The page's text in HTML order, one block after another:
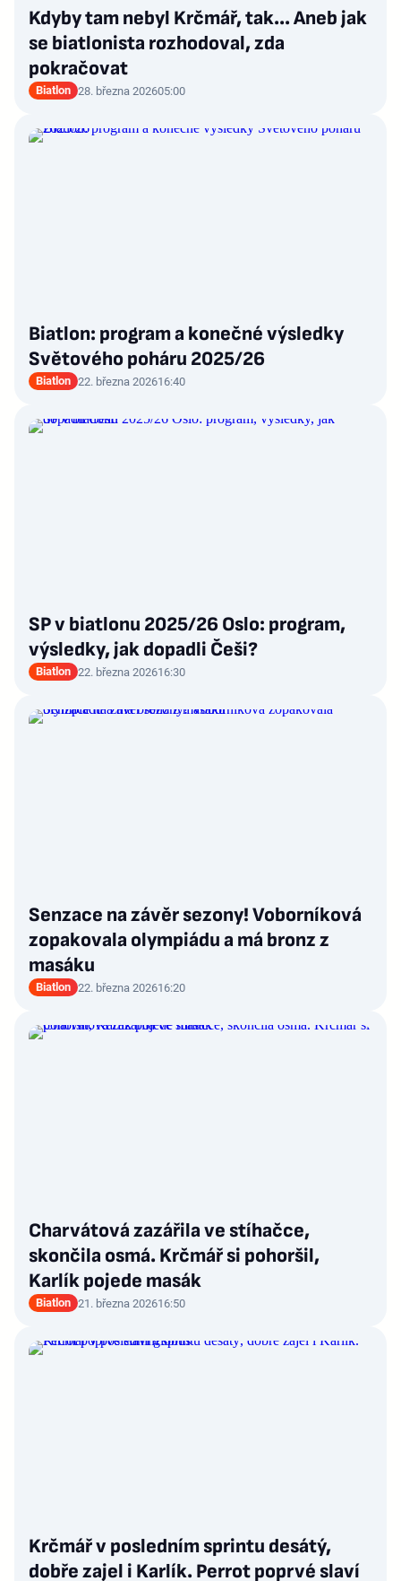
Kdyby tam nebyl Krčmář, tak... Aneb jak
se biatlonista rozhodoval, zda
pokračovat
Biatlon 28. března 202605:00
Biatlon: program a konečné výsledky
Světového poháru 2025/26
Biatlon 22. března 202616:40
SP v biatlonu 2025/26 Oslo: program,
výsledky, jak dopadli Češi?
Biatlon 22. března 202616:30
Senzace na závěr sezony! Voborníková
zopakovala olympiádu a má bronz z
masáku
Biatlon 22. března 202616:20
Charvátová zazářila ve stíhačce,
skončila osmá. Krčmář si pohoršil,
Karlík pojede masák
Biatlon 21. března 202616:50
Krčmář v posledním sprintu desátý,
dobře zajel i Karlík. Perrot poprvé slaví